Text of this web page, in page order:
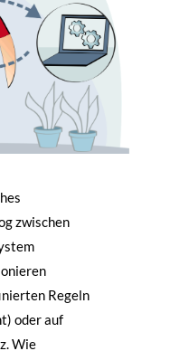
zwischen
Regeln
oder auf
Wie